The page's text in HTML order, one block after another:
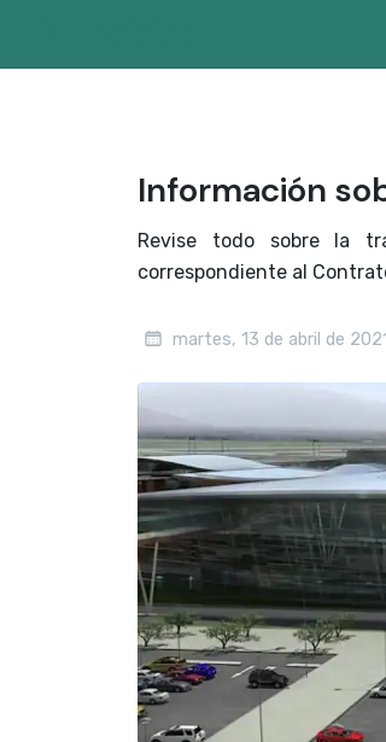
Información
Revise todo sobre la
correspondiente al
martes, 13 de abril de 2021